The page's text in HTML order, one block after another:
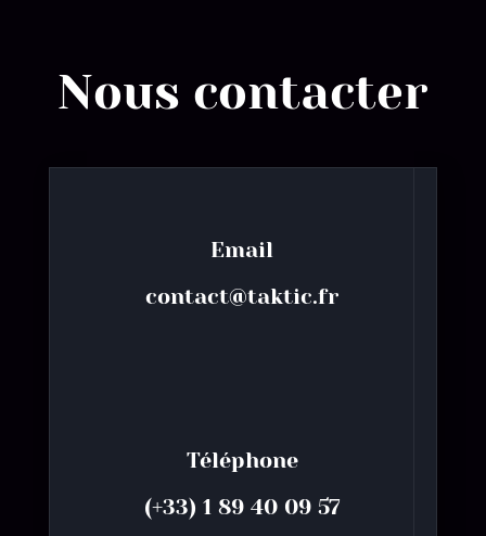
Nous contacter
Email
contact@taktic.fr
Téléphone
(+33) 1 89 40 09 57